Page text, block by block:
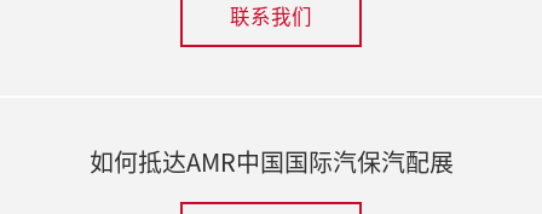
联系我们
如何抵达AMR中国国际汽保汽配展